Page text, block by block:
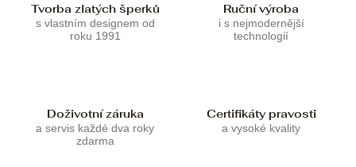
Tvorba zlatých šperků
s vlastním designem od
roku 1991
Ruční výroba
i s nejmodernější
technologií
Doživotní záruka
a servis každé dva roky
zdarma
Certifikáty pravosti
a vysoké kvality